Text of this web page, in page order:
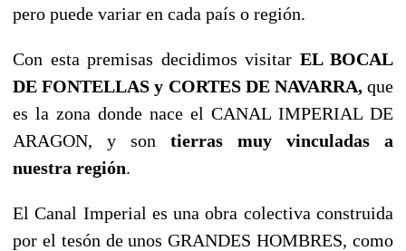
pero puede variar en cada país o región.
Con esta premisas decidimos visitar EL BOCAL
DE FONTELLAS y CORTES DE NAVARRA,que
es la zona donde nace el CANAL IMPERIAL DE
ARAGON, y son tierras muy vinculadas a
nuestra región.
El Canal Imperial es una obra colectiva construida
por el tesón de unos GRANDES HOMBRES, como